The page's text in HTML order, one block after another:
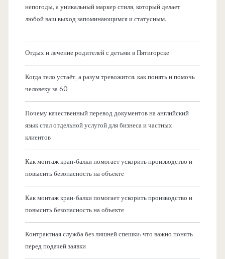
непогоды, а уникальный маркер стиля, который делает
любой ваш выход запоминающимся и статусным.
Отдых и лечение родителей с детьми в Пятигорске
Когда тело устаёт, а разум тревожится: как понять и помочь
человеку за 60
Почему качественный перевод документов на английский
язык стал отдельной услугой для бизнеса и частных
клиентов
Как монтаж кран-балки помогает ускорить производство и
повысить безопасность на объекте
Как монтаж кран-балки помогает ускорить производство и
повысить безопасность на объекте
Контрактная служба без лишней спешки: что важно понять
перед подачей заявки